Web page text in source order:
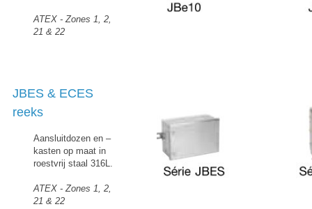
ATEX - Zones 1, 2,
21 & 22
JBES & ECES
reeks
Aansluitdozen en –
kasten op maat in
roestvrij staal 316L.
ATEX - Zones 1, 2,
21 & 22